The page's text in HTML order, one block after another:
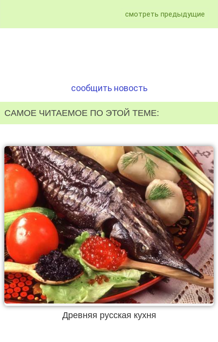
смотреть предыдущие
сообщить новость
САМОЕ ЧИТАЕМОЕ ПО ЭТОЙ ТЕМЕ:
Древняя русская кухня